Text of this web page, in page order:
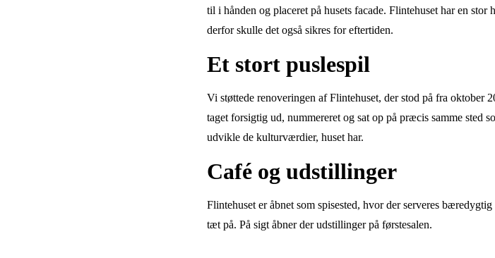
til i hånden og placeret på husets facade. Flintehuset har en
derfor skulle det også sikres for eftertiden.
Et stort puslespil
Vi støttede renoveringen af Flintehuset, der stod på fra oktober
taget forsigtig ud, nummereret og sat op på præcis samme sted
udvikle de kulturværdier, huset har.
Café og udstillinger
Flintehuset er åbnet som spisested, hvor der serveres
tæt på. På sigt åbner der udstillinger på førstesalen.